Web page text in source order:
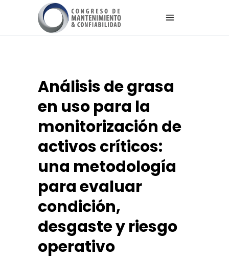
Análisis de grasa
en uso para la
monitorización de
activos críticos:
una metodología
para evaluar
condición,
desgaste y riesgo
operativo